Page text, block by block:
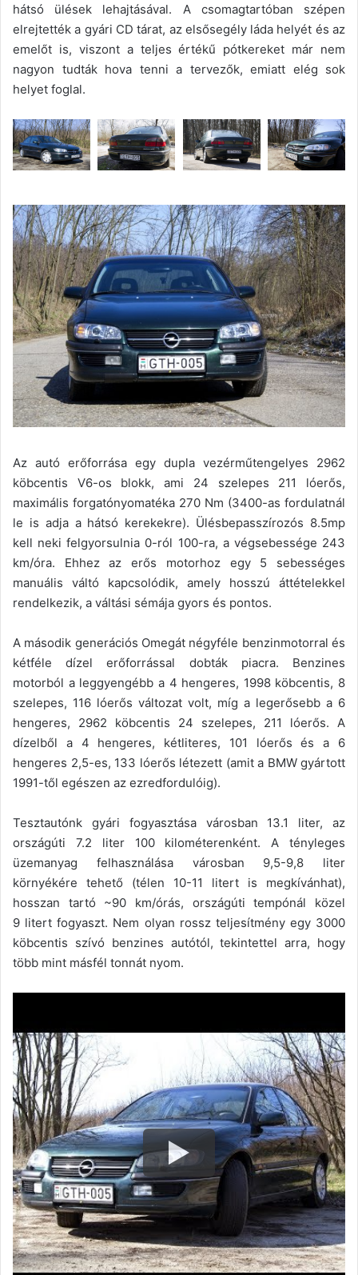
hátsó ülések lehajtásával. A csomagtartóban szépen
elrejtették a gyári CD tárat, az elsősegély láda helyét és az
emelőt is, viszont a teljes értékű pótkereket már nem
nagyon tudták hova tenni a tervezők, emiatt elég sok
helyet foglal.
Az autó erőforrása egy dupla vezérműtengelyes 2962
köbcentis V6-os blokk, ami 24 szelepes 211 lóerős,
maximális forgatónyomatéka 270 Nm (3400-as fordulatnál
le is adja a hátsó kerekekre). Ülésbepasszírozós 8.5mp
kell neki felgyorsulnia 0-ról 100-ra, a végsebessége 243
km/óra. Ehhez az erős motorhoz egy 5 sebességes
manuális váltó kapcsolódik, amely hosszú áttételekkel
rendelkezik, a váltási sémája gyors és pontos.
A második generációs Omegát négyféle benzinmotorral és
kétféle dízel erőforrással dobták piacra. Benzines
motorból a leggyengébb a 4 hengeres, 1998 köbcentis, 8
szelepes, 116 lóerős változat volt, míg a legerősebb a 6
hengeres, 2962 köbcentis 24 szelepes, 211 lóerős. A
dízelből a 4 hengeres, kétliteres, 101 lóerős és a 6
hengeres 2,5-es, 133 lóerős létezett (amit a BMW gyártott
1991-től egészen az ezredfordulóig).
Tesztautónk gyári fogyasztása városban 13.1 liter, az
országúti 7.2 liter 100 kilométerenként. A tényleges
üzemanyag felhasználása városban 9,5-9,8 liter
környékére tehető (télen 10-11 litert is megkívánhat),
hosszan tartó ~90 km/órás, országúti tempónál közel
9 litert fogyaszt. Nem olyan rossz teljesítmény egy 3000
köbcentis szívó benzines autótól, tekintettel arra, hogy
több mint másfél tonnát nyom.